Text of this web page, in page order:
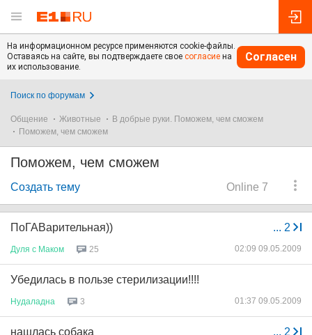
На информационном ресурсе применяются cookie-файлы.
Оставаясь на сайте, вы подтверждаете свое согласие на
их использование.
Согласен
Поиск по форумам
Общение Животные
В добрые руки. Поможем, чем сможем
Поможем, чем сможем
Поможем, чем сможем
Online 7
Создать тему
... 2
ПоГАВарительная))
Дуля с Маком 25 02:09 09.05.2009
Убедилась в пользе стерилизации!!!!
Нудаладна 3 01:37 09.05.2009
... 2
нашлась собака